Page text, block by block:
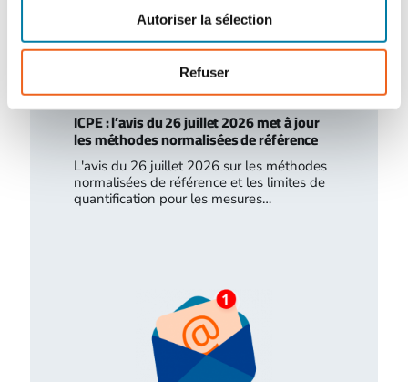
Autoriser la sélection
Refuser
ICPE : l’avis du 26 juillet 2026 met à jour
les méthodes normalisées de référence
L'avis du 26 juillet 2026 sur les méthodes
normalisées de référence et les limites de
quantification pour les mesures…